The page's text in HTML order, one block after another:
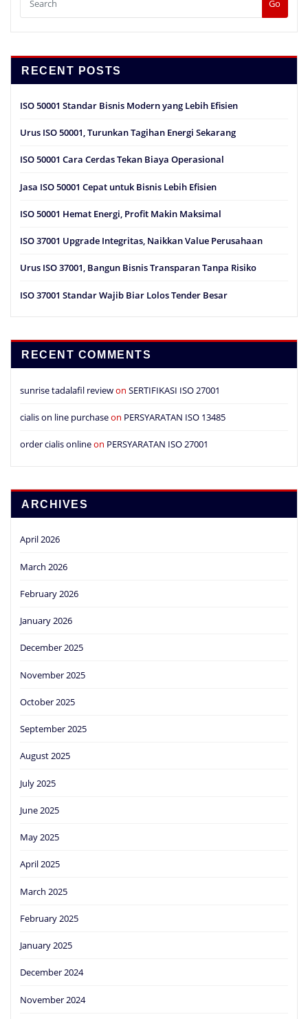
Go
RECENT POSTS
ISO 50001 Standar Bisnis Modern yang Lebih Efisien
Urus ISO 50001, Turunkan Tagihan Energi Sekarang
ISO 50001 Cara Cerdas Tekan Biaya Operasional
Jasa ISO 50001 Cepat untuk Bisnis Lebih Efisien
ISO 50001 Hemat Energi, Profit Makin Maksimal
ISO 37001 Upgrade Integritas, Naikkan Value Perusahaan
Urus ISO 37001, Bangun Bisnis Transparan Tanpa Risiko
ISO 37001 Standar Wajib Biar Lolos Tender Besar
RECENT COMMENTS
sunrise tadalafil reviewon SERTIFIKASI ISO 27001
cialis on line purchaseon PERSYARATAN ISO 13485
order cialis onlineon PERSYARATAN ISO 27001
ARCHIVES
April 2026
March 2026
February 2026
January 2026
December 2025
November 2025
October 2025
September 2025
August 2025
July 2025
June 2025
May 2025
April 2025
March 2025
February 2025
January 2025
December 2024
November 2024